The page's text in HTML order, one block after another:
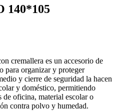
140*105
cremallera es un accesorio de
para organizar y proteger
y cierre de seguridad la hacen
y doméstico, permitiendo
de oficina, material escolar o
contra polvo y humedad.